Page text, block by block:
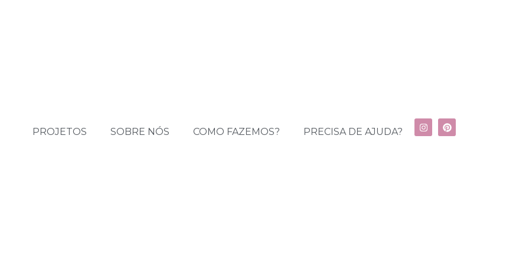
PROJETOS SOBRE NÓS COMO FAZEMOS? PRECISA DE AJUDA?